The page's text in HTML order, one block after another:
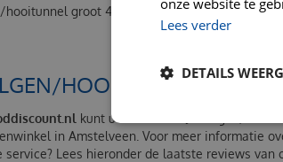
hooitunnel groot 450 gram
HOOITUNNEL
kunt u het artikel "JR wilgen/
in Amstelveen. Voor meer informatie
service? Lees hieronder de laatste reviews van
Lees verder
DETAILS